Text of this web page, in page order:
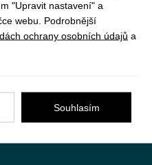
"Upravit nastavení" a
webu. Podrobnější
ochrany osobních údajů a
Souhlasím